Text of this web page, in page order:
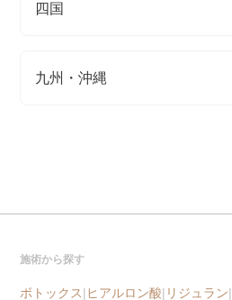
四国
九州・沖縄
施術から探す
ボトックス|ヒアルロン酸| リジュラン|